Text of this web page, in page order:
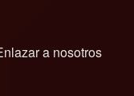
a nosotros